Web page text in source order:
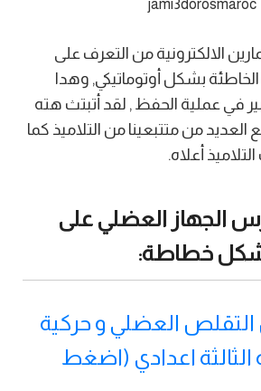
jami3dorosmaroc
الالكترونية من التعرف على
الخاطئة بشكل أوتوماتيكي, وهدا
في عملية الحفظ , لقد أتبتث هته
العديد من متتبعينا من التلاميذ كما
أعلاه.
الجهاز العضلي على
خطاطة:
العضلي و حركية
اعدادي (اضغط